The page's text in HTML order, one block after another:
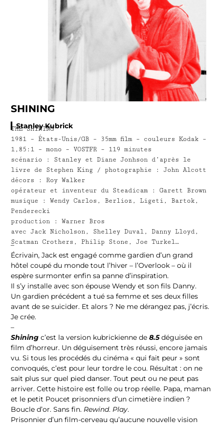
SHINING
▎Stanley Kubrick
THE SHINING
1981 – États-Unis/GB – 35mm film – couleurs Kodak –
1,85:1 – mono – VOSTFR – 119 minutes
scénario : Stanley et Diane Jonhson d’après le
livre de Stephen King / photographie : John Alcott
décors : Roy Walker
opérateur et inventeur du Steadicam : Garett Brown
musique : Wendy Carlos, Berlioz, Ligeti, Bartok,
Penderecki
production : Warner Bros
avec Jack Nicholson, Shelley Duval, Danny Lloyd,
Scatman Crothers, Philip Stone, Joe Turkel…
–
Écrivain, Jack est engagé comme gardien d’un grand
hôtel coupé du monde tout l’hiver – l’Overlook – où il
espère surmonter enfin sa panne d’inspiration.
Il s’y installe avec son épouse Wendy et son fils Danny.
Un gardien précédent a tué sa femme et ses deux filles
avant de se suicider. Et alors ? Ne me dérangez pas, j’écris.
Je crée.
–
Shining c’est la version kubrickienne de 8.5déguisée en
film d’horreur. Un déguisement très réussi, encore jamais
vu. Si tous les procédés du cinéma « qui fait peur » sont
convoqués, c’est pour leur tordre le cou. Résultat : on ne
sait plus sur quel pied danser. Tout peut ou ne peut pas
arriver. Cette histoire est folle ou trop réelle. Papa, maman
et le petit Poucet prisonniers d’un cimetière indien ?
Boucle d’or. Sans fin. Rewind. Play.
Prisonnier d’un film-cerveau qu’aucune nouvelle vision